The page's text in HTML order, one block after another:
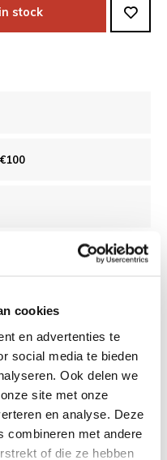
cookies
en advertenties te
social media te bieden
Ook delen we
site met onze
en analyse. Deze
combineren met andere
of die ze hebben
stock
Whatsapp